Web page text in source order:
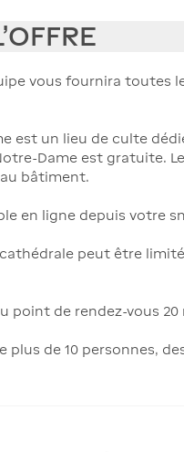
vous fournira toutes
est un lieu de culte
Dame est gratuite.
bâtiment.
en ligne depuis votre
cathédrale peut être
point de rendez-vous
plus de 10 personnes,